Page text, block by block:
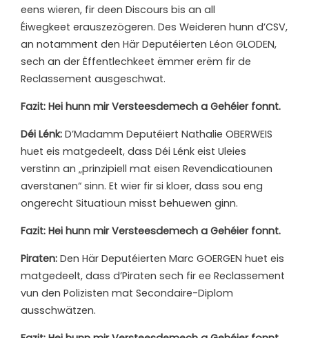
eens wieren, fir deen Discours bis an all
Éiwegkeet erauszezögeren. Des Weideren hunn d’CSV,
an notamment den Här Deputéierten Léon GLODEN,
sech an der Ëffentlechkeet ëmmer erëm fir de
Reclassement ausgeschwat.
Fazit: Hei hunn mir Versteesdemech a Gehéier fonnt.
Déi Lénk: D’Madamm Deputéiert Nathalie OBERWEIS
huet eis matgedeelt, dass Déi Lénk eist Uleies
verstinn an „prinzipiell mat eisen Revendicatiounen
averstanen“ sinn. Et wier fir si kloer, dass sou eng
ongerecht Situatioun misst behuewen ginn.
Fazit: Hei hunn mir Versteesdemech a Gehéier fonnt.
Piraten: Den Här Deputéierten Marc GOERGEN huet eis
matgedeelt, dass d’Piraten sech fir ee Reclassement
vun den Polizisten mat Secondaire-Diplom
ausschwätzen.